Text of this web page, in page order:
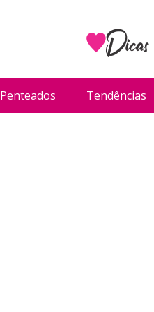
Penteados Tendências